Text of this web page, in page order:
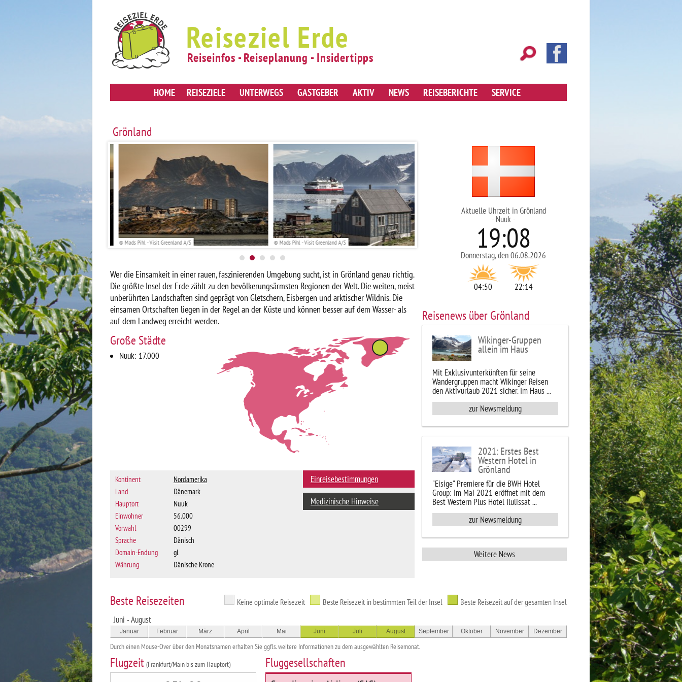
Reiseziel Erde
Reiseinfos - Reiseplanung - Insidertipps
HOME REISEZIELE UNTERWEGS GASTGEBER AKTIV NEWS REISEBERICHTE SERVICE
Grönland
A/S © Mads Pihl - Visit Greenland A/S © Mads Pihl - Visit Greenland A/S © Mads Pihl - Visit Greenland A/S
Wer die Einsamkeit in einer rauen, faszinierenden Umgebung sucht, ist in Grönland genau richtig.
Die größte Insel der Erde zählt zu den bevölkerungsärmsten Regionen der Welt. Die weiten, meist
unberührten Landschaften sind geprägt von Gletschern, Eisbergen und arktischer Wildnis. Die
einsamen Ortschaften liegen in der Regel an der Küste und können besser auf dem Wasser- als
auf dem Landweg erreicht werden.
Große Städte
Nuuk: 17.000
Kontinent
Nordamerika
Land
Dänemark
Hauptort
Nuuk
Einwohner
56.000
Vorwahl
00299
Sprache
Dänisch
Domain-Endung
gl
Währung
Dänische Krone
Einreisebestimmungen
Medizinische Hinweise
Aktuelle Uhrzeit in Grönland
- Nuuk -
19:08
Donnerstag, den 06.08.2026
04:50 22:14
Reisenews über Grönland
Wikinger-Gruppen
allein im Haus
Mit Exklusivunterkünften für seine
Wandergruppen macht Wikinger Reisen
den Aktivurlaub 2021 sicher. Im Haus ...
zur Newsmeldung
2021: Erstes Best
Western Hotel in
Grönland
"Eisige" Premiere für die BWH Hotel
Group: Im Mai 2021 eröffnet mit dem
Best Western Plus Hotel Ilulissat ...
zur Newsmeldung
Weitere News
Beste Reisezeiten Keine optimale Reisezeit Beste Reisezeit in bestimmten Teil der Insel Beste Reisezeit auf der gesamten Insel
Juni - August
Januar Februar März April Mai Juni Juli August September Oktober November Dezember
Durch einen Mouse-Over über den Monatsnamen erhalten Sie ggfls. weitere Informationen zu dem ausgewählten Reisemonat.
Flugzeit (Frankfurt/Main bis zum Hauptort) Fluggesellschaften